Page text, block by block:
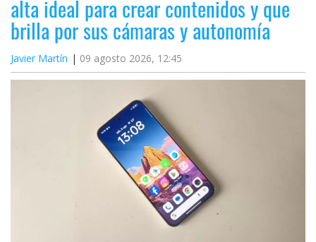
alta ideal para crear contenidos y que
brilla por sus cámaras y autonomía
Javier Martín 09 agosto 2026, 12:45